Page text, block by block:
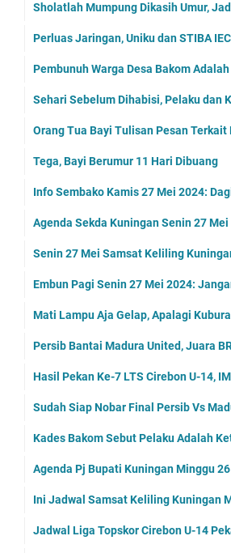
Sholatlah Mumpung Dikasih Umur,
Perluas Jaringan, Uniku dan STIBA
Pembunuh Warga Desa Bakom
Sehari Sebelum Dihabisi, Pelaku dan
Orang Tua Bayi Tulisan Pesan Terkait
Tega, Bayi Berumur 11 Hari Dibuang
Info Sembako Kamis 27 Mei 2024:
Agenda Sekda Kuningan Senin 27
Senin 27 Mei Samsat Keliling
Embun Pagi Senin 27 Mei 2024:
Mati Lampu Aja Gelap, Apalagi
Persib Bantai Madura United, Juara
Hasil Pekan Ke-7 LTS Cirebon U-14,
Sudah Siap Nobar Final Persib Vs
Kades Bakom Sebut Pelaku Adalah
Agenda Pj Bupati Kuningan Minggu
Ini Jadwal Samsat Keliling Kuningan
Jadwal Liga Topskor Cirebon U-14